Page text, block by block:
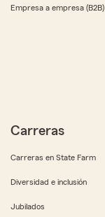
Empresa a empresa (B2B)
Carreras
Carreras en State Farm
Diversidad e inclusión
Jubilados